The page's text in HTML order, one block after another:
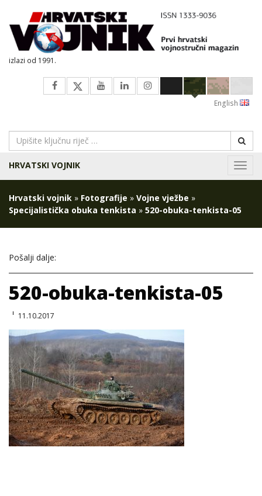
izlazi od 1991.
English
HRVATSKI VOJNIK
Hrvatski vojnik » Fotografije » Vojne vježbe »
Specijalistička obuka tenkista » 520-obuka-tenkista-05
Pošalji dalje:
520-obuka-tenkista-05
11.10.2017